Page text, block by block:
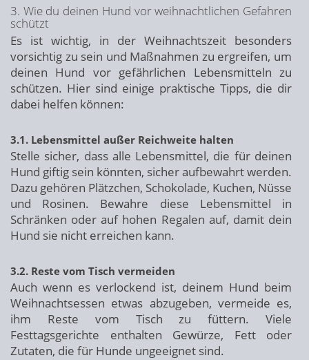
3. Wie du deinen Hund vor weihnachtlichen Gefahren
schützt
Es ist wichtig, in der Weihnachtszeit besonders
vorsichtig zu sein und Maßnahmen zu ergreifen, um
deinen Hund vor gefährlichen Lebensmitteln zu
schützen. Hier sind einige praktische Tipps, die dir
dabei helfen können:
3.1. Lebensmittel außer Reichweite halten
Stelle sicher, dass alle Lebensmittel, die für deinen
Hund giftig sein könnten, sicher aufbewahrt werden.
Dazu gehören Plätzchen, Schokolade, Kuchen, Nüsse
und Rosinen. Bewahre diese Lebensmittel in
Schränken oder auf hohen Regalen auf, damit dein
Hund sie nicht erreichen kann.
3.2. Reste vom Tisch vermeiden
Auch wenn es verlockend ist, deinem Hund beim
Weihnachtsessen etwas abzugeben, vermeide es,
ihm Reste vom Tisch zu füttern. Viele
Festtagsgerichte enthalten Gewürze, Fett oder
Zutaten, die für Hunde ungeeignet sind.